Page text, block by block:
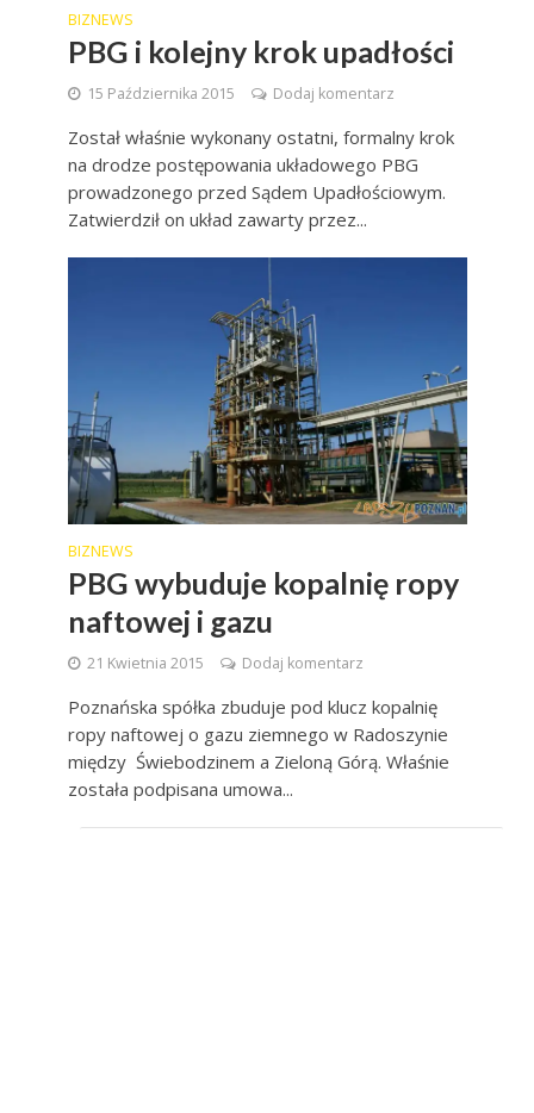
BIZNEWS
PBG i kolejny krok upadłości
15 Października 2015 Dodaj komentarz
Został właśnie wykonany ostatni, formalny krok
na drodze postępowania układowego PBG
prowadzonego przed Sądem Upadłościowym.
Zatwierdził on układ zawarty przez...
BIZNEWS
PBG wybuduje kopalnię ropy
naftowej i gazu
21 Kwietnia 2015 Dodaj komentarz
Poznańska spółka zbuduje pod klucz kopalnię
ropy naftowej o gazu ziemnego w Radoszynie
między Świebodzinem a Zieloną Górą. Właśnie
została podpisana umowa...